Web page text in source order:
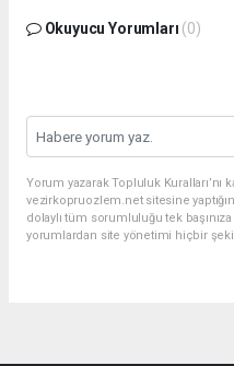
Okuyucu Yorumları (0)
Yorum yazarak Topluluk
vezirkopruozlem.net sitesine
dolaylı tüm sorumluluğu tek
yorumlardan site yönetimi hiçbir